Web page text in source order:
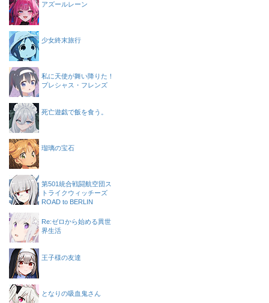
アズールレーン
少女終末旅行
私に天使が舞い降りた！
プレシャス・フレンズ
死亡遊戯で飯を食う。
瑠璃の宝石
第501統合戦闘航空団ス
トライクウィッチーズ
ROAD to BERLIN
Re:ゼロから始める異世
界生活
王子様の友達
となりの吸血鬼さん